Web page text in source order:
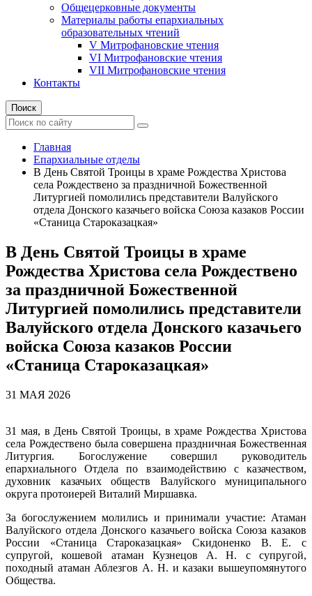
Общецерковные документы
Материалы работы епархиальных
образовательных чтений
V Митрофановские чтения
VI Митрофановские чтения
VII Митрофановские чтения
Контакты
Поиск
Главная
Епархиальные отделы
В День Святой Троицы в храме Рождества Христова
села Рождествено за праздничной Божественной
Литургией помолились представители Валуйского
отдела Донского казачьего войска Союза казаков России
«Станица Староказацкая»
В День Святой Троицы в храме
Рождества Христова села Рождествено
за праздничной Божественной
Литургией помолились представители
Валуйского отдела Донского казачьего
войска Союза казаков России
«Станица Староказацкая»
31 МАЯ 2026
31 мая, в День Святой Троицы, в храме Рождества Христова
села Рождествено была совершена праздничная Божественная
Литургия. Богослужение совершил руководитель
епархиального Отдела по взаимодействию с казачеством,
духовник казачьих обществ Валуйского муниципального
округа протоиерей Виталий Миршавка.
За богослужением молились и принимали участие: Атаман
Валуйского отдела Донского казачьего войска Союза казаков
России «Станица Староказацкая» Скидоненко В. Е. с
супругой, кошевой атаман Кузнецов А. Н. с супругой,
походный атаман Аблезгов А. Н. и казаки вышеупомянутого
Общества.